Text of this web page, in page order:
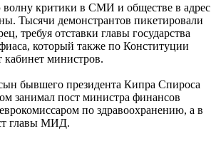
критики в СМИ и обществе в адрес
Тысячи демонстрантов пикетировали
требуя отставки главы государства
который также по Конституции
кабинет министров.
бывшего президента Кипра Спироса
занимал пост министра финансов
по здравоохранению, а в
главы МИД.